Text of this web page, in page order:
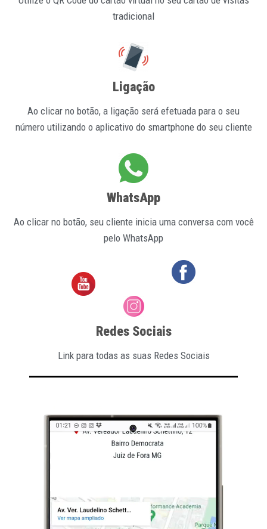
tradicional
Ligação
Ao clicar no botão, a ligação será efetuada para o seu
número utilizando o aplicativo do smartphone do seu cliente
WhatsApp
Ao clicar no botão, seu cliente inicia uma conversa com você
pelo WhatsApp
Redes Sociais
Link para todas as suas Redes Sociais